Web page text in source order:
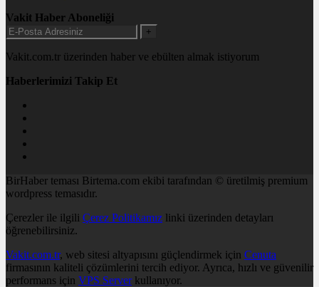
Vakit Haber Aboneliği
+
Vakit.com.tr üzerinden haber ve ebülten almak istiyorum
Haberlerimizi Takip Et
BirHaber teması Birtema.com ekibi tarafından © üretilmiş premium
wordpress temasıdır.
Çerezler ile ilgili Çerez Politikamız linki üzerinden detayları
öğrenebilirsiniz.
Vakit.com.tr, web sitesi altyapısını güçlendirmek için Cenuta
firmasının kaliteli çözümlerini tercih ediyor. Ayrıca, hızlı ve güvenilir
performans için VPS Serverkullanıyor.